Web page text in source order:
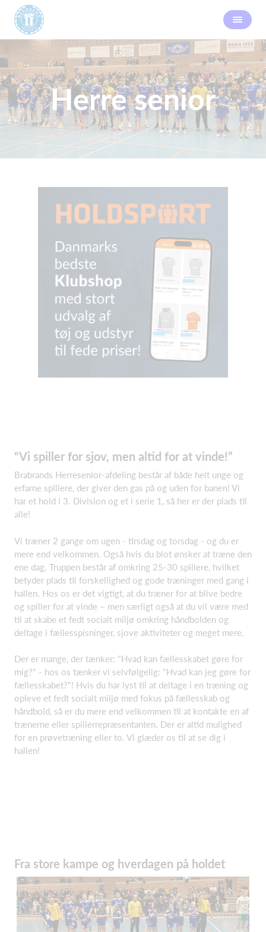
Herre senior
“Vi spiller for sjov, men altid for at vinde!”
Brabrands Herresenior-afdeling består af både helt unge og
erfarne spillere, der giver den gas på og uden for banen! Vi
har et hold i 3. Division og et i serie 1, så her er der plads til
alle!
Vi træner 2 gange om ugen - tirsdag og torsdag - og du er
mere end velkommen. Også hvis du blot ønsker at træne den
ene dag. Truppen består af omkring 25-30 spillere, hvilket
betyder plads til forskellighed og gode træninger med gang i
hallen. Hos os er det vigtigt, at du træner for at blive bedre
og spiller for at vinde – men særligt også at du vil være med
til at skabe et fedt socialt miljø omkring håndbolden og
deltage i fællesspisninger, sjove aktiviteter og meget mere.
Der er mange, der tænker: "Hvad kan fællesskabet gøre for
mig?" - hos os tænker vi selvfølgelig: "Hvad kan jeg gøre for
fællesskabet?"! Hvis du har lyst til at deltage i en træning og
opleve et fedt socialt miljø med fokus på fællesskab og
håndbold, så er du mere end velkommen til at kontakte en af
trænerne eller spillerrepræsentanten. Der er altid mulighed
for en prøvetræning eller to. Vi glæder os til at se dig i
hallen!
Fra store kampe og hverdagen på holdet